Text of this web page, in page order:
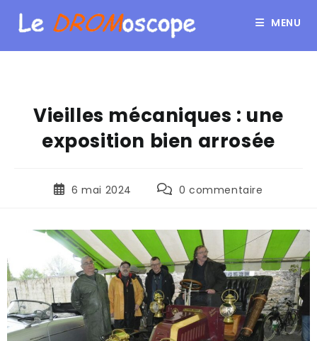
MENU
Vieilles mécaniques : une
exposition bien arrosée
6 mai 2024 0 commentaire